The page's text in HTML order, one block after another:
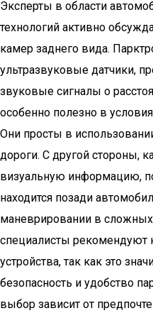
Эксперты в области
технологий активно
камер заднего вида.
ультразвуковые датчики,
звуковые сигналы о
особенно полезно в
Они просты в
дороги. С другой стороны,
визуальную информацию,
находится позади
маневрировании в
специалисты рекомендуют
устройства, так как это
безопасность и удобство
выбор зависит от